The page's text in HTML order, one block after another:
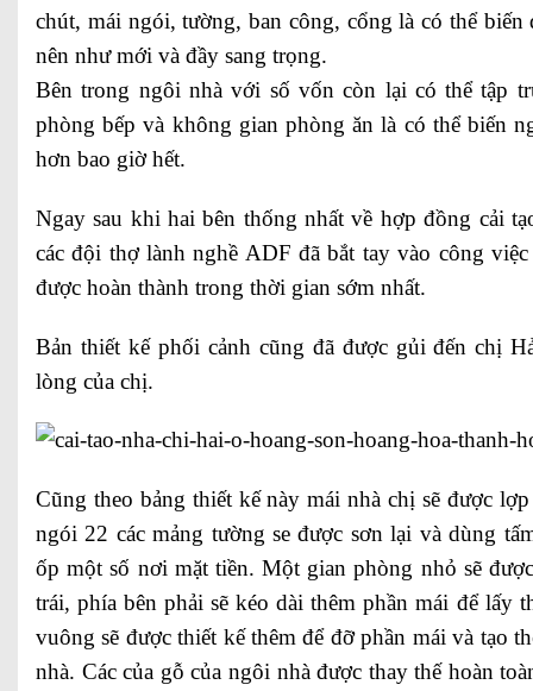
chút, mái ngói, tường, ban công, cổng là có thể biến
nên như mới và đầy sang trọng.
Bên trong ngôi nhà với số vốn còn lại có thể tập
phòng bếp và không gian phòng ăn là có thể biến
hơn bao giờ hết.
Ngay sau khi hai bên thống nhất về hợp đồng cải
các đội thợ lành nghề ADF đã bắt tay vào công
được hoàn thành trong thời gian sớm nhất.
Bản thiết kế phối cảnh cũng đã được gủi đến chị
lòng của chị.
Cũng theo bảng thiết kế này mái nhà chị sẽ được
ngói 22 các mảng tường se được sơn lại và dùng
ốp một số nơi mặt tiền. Một gian phòng nhỏ sẽ
trái, phía bên phải sẽ kéo dài thêm phần mái để lấy
vuông sẽ được thiết kế thêm để đỡ phần mái và tạo
nhà. Các của gỗ của ngôi nhà được thay thế hoàn